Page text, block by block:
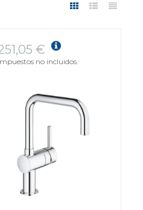
€
no incluidos.